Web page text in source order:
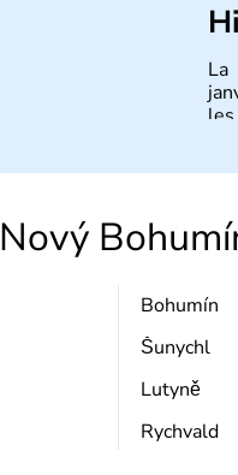
La
Nový
Bohumín
Šunychl
Lutyně
Rychvald